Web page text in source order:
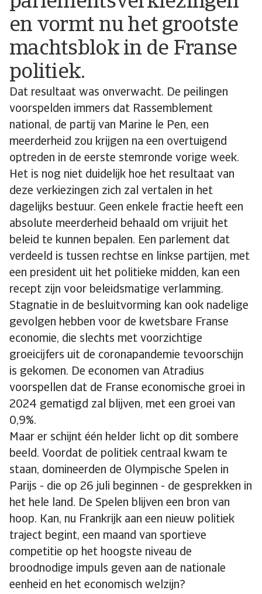
en vormt nu het grootste
machtsblok in de Franse
politiek.
Dat resultaat was onverwacht. De peilingen
voorspelden immers dat Rassemblement
national, de partij van Marine le Pen, een
meerderheid zou krijgen na een overtuigend
optreden in de eerste stemronde vorige week.
Het is nog niet duidelijk hoe het resultaat van
deze verkiezingen zich zal vertalen in het
dagelijks bestuur. Geen enkele fractie heeft een
absolute meerderheid behaald om vrijuit het
beleid te kunnen bepalen. Een parlement dat
verdeeld is tussen rechtse en linkse partijen, met
een president uit het politieke midden, kan een
recept zijn voor beleidsmatige verlamming.
Stagnatie in de besluitvorming kan ook nadelige
gevolgen hebben voor de kwetsbare Franse
economie, die slechts met voorzichtige
groeicijfers uit de coronapandemie tevoorschijn
is gekomen. De economen van Atradius
voorspellen dat de Franse economische groei in
2024 gematigd zal blijven, met een groei van
0,9%.
Maar er schijnt één helder licht op dit sombere
beeld. Voordat de politiek centraal kwam te
staan, domineerden de Olympische Spelen in
Parijs - die op 26 juli beginnen - de gesprekken in
het hele land. De Spelen blijven een bron van
hoop. Kan, nu Frankrijk aan een nieuw politiek
traject begint, een maand van sportieve
competitie op het hoogste niveau de
broodnodige impuls geven aan de nationale
eenheid en het economisch welzijn?